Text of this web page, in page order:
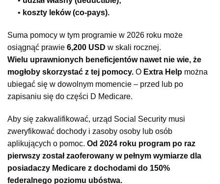
• koszty leków (co-pays).
Suma pomocy w tym programie w 2026 roku może
osiągnąć prawie 6,200 USD w skali rocznej.
Wielu uprawnionych beneficjentów nawet nie wie, że
mogłoby skorzystać z tej pomocy. O Extra Help można
ubiegać się w dowolnym momencie – przed lub po
zapisaniu się do części D Medicare.
Aby się zakwalifikować, urząd Social Security musi
zweryfikować dochody i zasoby osoby lub osób
aplikujących o pomoc. Od 2024 roku program po raz
pierwszy został zaoferowany w pełnym wymiarze dla
posiadaczy Medicare z dochodami do 150%
federalnego poziomu ubóstwa.